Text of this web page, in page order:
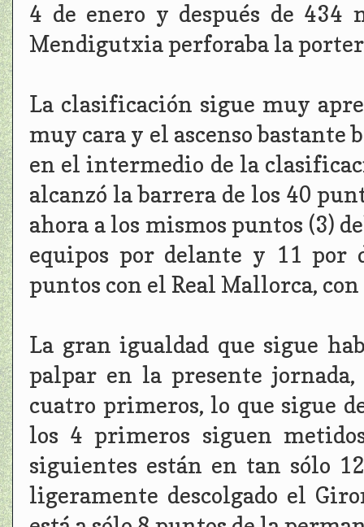
4 de enero y después de 434
Mendigutxia perforaba la
La clasificación sigue muy
muy cara y el ascenso bastante
en el intermedio de la
alcanzó la barrera de los 40
ahora a los mismos puntos (3)
equipos por delante y 11 por
puntos con el Real Mallorca,
La gran igualdad que sigue
palpar en la presente
cuatro primeros, lo que sigue
los 4 primeros siguen
siguientes están en tan sólo
ligeramente descolgado el